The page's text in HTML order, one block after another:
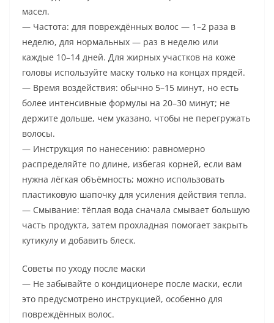
масел.
— Частота: для повреждённых волос — 1–2 раза в
неделю, для нормальных — раз в неделю или
каждые 10–14 дней. Для жирных участков на коже
головы используйте маску только на концах прядей.
— Время воздействия: обычно 5–15 минут, но есть
более интенсивные формулы на 20–30 минут; не
держите дольше, чем указано, чтобы не перегружать
волосы.
— Инструкция по нанесению: равномерно
распределяйте по длине, избегая корней, если вам
нужна лёгкая объёмность; можно использовать
пластиковую шапочку для усиления действия тепла.
— Смывание: тёплая вода сначала смывает большую
часть продукта, затем прохладная помогает закрыть
кутикулу и добавить блеск.
Советы по уходу после маски
— Не забывайте о кондиционере после маски, если
это предусмотрено инструкцией, особенно для
повреждённых волос.